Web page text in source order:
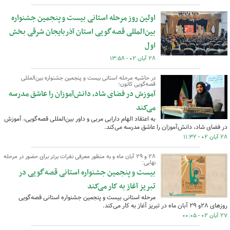
اولین روز مرحله استانی بیست و پنجمین جشنواره
بین‌المللی قصه‌گویی استان آذربایجان شرقی بخش
اول
۲۸ آبان ۰۲ - ۱۳:۵۸
در حاشیه مرحله استانی بیست و پنجمین جشنواره بین‌المللی
قصه‌گویی کانون؛
آموزش در فضای شاد، دانش‌آموزان را عاشق مدرسه
می‌کند
به اعتقاد الهام دارابی مربی و داور بین‌المللی قصه‌گویی، آموزش
در فضای شاد، دانش‌آموزان را عاشق مدرسه می‌کند.
۲۸ آبان ۰۲ - ۱۱:۳۲
۲۸ و ۲۹ آبان ماه و به منظور معرفی نفرات برتر برای حضور در مرحله
نهایی:
بیست و پنجمین جشنواره استانی قصه‌گویی در
تبریز آغاز به کار می‌کند
مرحله استانی بیست و پنجمین جشنواره استانی قصه‌گویی
روزهای ۲۸و ۲۹ آبان ماه در تبریز آغاز به کار می‌کند.
۲۷ آبان ۰۲ - ۰۰:۰۵